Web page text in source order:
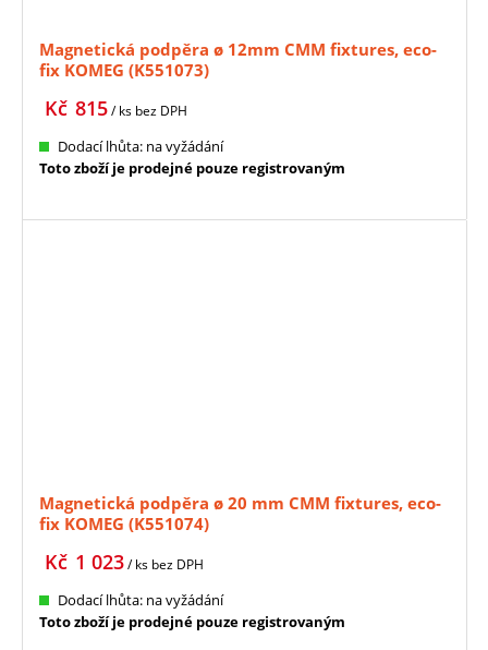
Magnetická podpěra ø 12mm CMM fixtures, eco-
fix KOMEG (K551073)
815
Kč / ks bez DPH
Dodací lhůta: na vyžádání
Toto zboží je prodejné pouze registrovaným
Magnetická podpěra ø 20 mm CMM fixtures, eco-
fix KOMEG (K551074)
1 023
Kč / ks bez DPH
Dodací lhůta: na vyžádání
Toto zboží je prodejné pouze registrovaným